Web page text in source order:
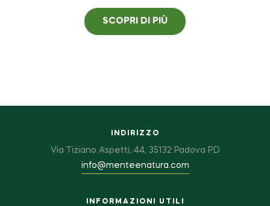
SCOPRI DI PIÙ
INDIRIZZO
Via Tiziano Aspetti, 44, 35132 Padova PD
info@menteenatura.com
INFORMAZIONI UTILI